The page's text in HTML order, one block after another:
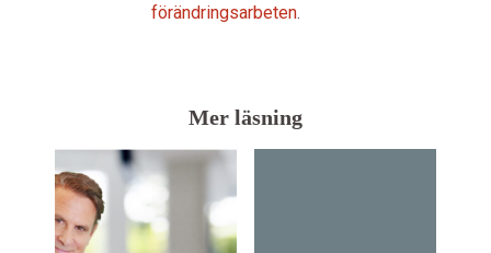
förändringsarbeten.
Mer läsning